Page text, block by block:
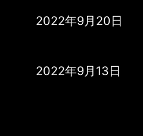
2022年9月20日
2022年9月13日